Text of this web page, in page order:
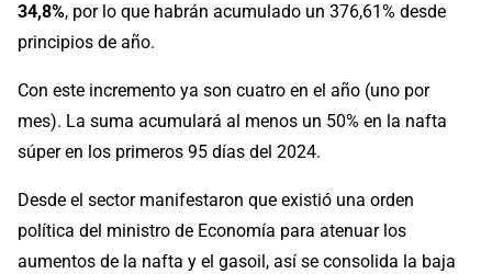
34,8%, por lo que habrán acumulado un 376,61% desde
principios de año.
Con este incremento ya son cuatro en el año (uno por
mes). La suma acumulará al menos un 50% en la nafta
súper en los primeros 95 días del 2024.
Desde el sector manifestaron que existió una orden
política del ministro de Economía para atenuar los
aumentos de la nafta y el gasoil, así se consolida la baja